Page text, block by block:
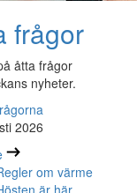
frågor
åtta frågor
nyheter.
2026
om värme